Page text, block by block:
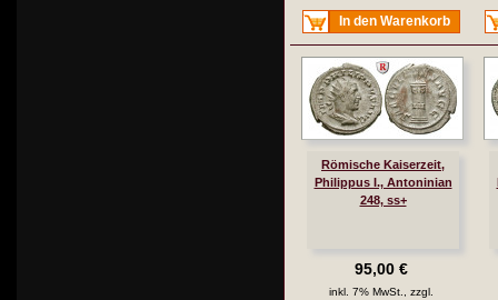
In den Warenkorb
Römische Kaiserzeit,
Philippus I., Antoninian
248, ss+
95,00 €
inkl. 7% MwSt., zzgl.